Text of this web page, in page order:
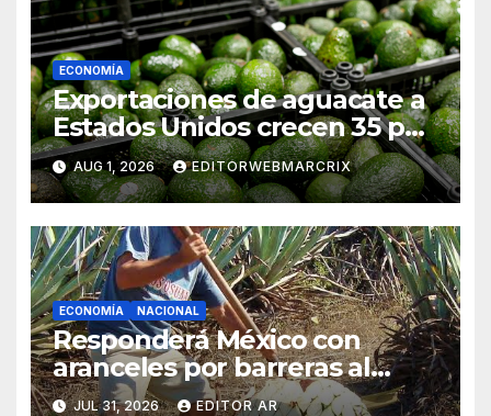
ECONOMÍA
Exportaciones de aguacate a
Estados Unidos crecen 35 por
ciento en 2026
AUG 1, 2026 EDITORWEBMARCRIX
ECONOMÍA NACIONAL
Responderá México con
aranceles por barreras al
tequila en el extranjero
JUL 31, 2026 EDITOR AR